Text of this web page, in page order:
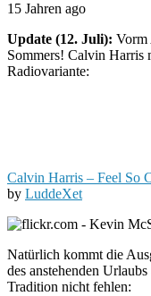
15 Jahren ago
Update (12. Juli): Vorm
Sommers! Calvin Harris
Radiovariante:
Calvin Harris – Feel So
by LuddeXet
Natürlich kommt die
des anstehenden
Tradition nicht fehlen: